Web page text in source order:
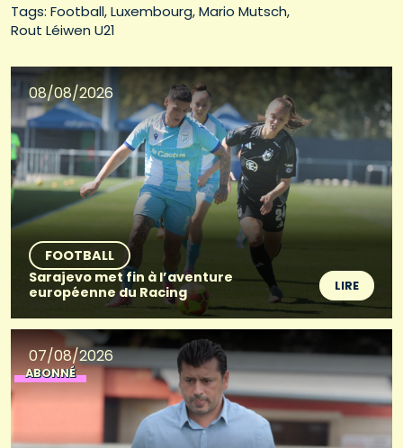
Tags: Football Luxembourg Mario Mutsch
Rout Léiwen U21
08/08/2026
FOOTBALL
Sarajevo met fin à l’aventure
européenne du Racing
LIRE
07/08/2026
ABONNÉ